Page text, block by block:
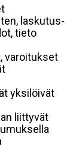
laskutus-
tieto
varoitukset
yksilöivät
liittyvät